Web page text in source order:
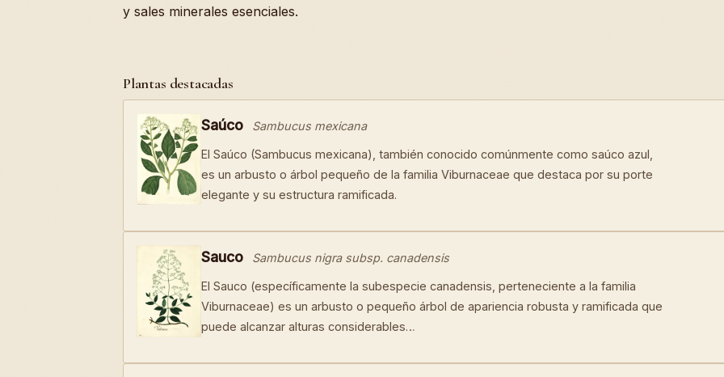
y sales minerales esenciales.
Plantas destacadas
Saúco Sambucus mexicana
El Saúco (Sambucus mexicana), también conocido comúnmente como saúco azul,
es un arbusto o árbol pequeño de la familia Viburnaceae que destaca por su porte
elegante y su estructura ramificada.
Sauco Sambucus nigra subsp. canadensis
El Sauco (específicamente la subespecie canadensis, perteneciente a la familia
Viburnaceae) es un arbusto o pequeño árbol de apariencia robusta y ramificada que
puede alcanzar alturas considerables…